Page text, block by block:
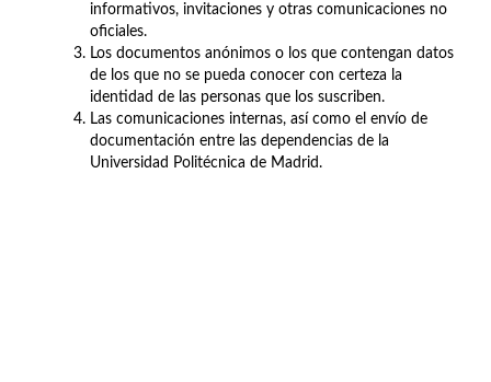
informativos, invitaciones y otras comunicaciones no
oficiales.
Los documentos anónimos o los que contengan datos
de los que no se pueda conocer con certeza la
identidad de las personas que los suscriben.
Las comunicaciones internas, así como el envío de
documentación entre las dependencias de la
Universidad Politécnica de Madrid.